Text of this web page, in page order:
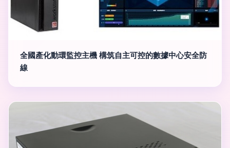
全國產化動環監控主機 構筑自主可控的數據中心安全防
線